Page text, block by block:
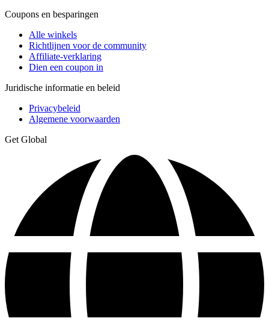
Coupons en besparingen
Alle winkels
Richtlijnen voor de community
Affiliate-verklaring
Dien een coupon in
Juridische informatie en beleid
Privacybeleid
Algemene voorwaarden
Get Global